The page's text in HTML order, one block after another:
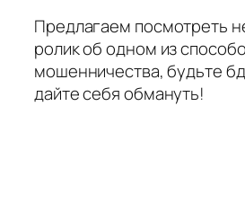
Предлагаем посмотреть
ролик об одном из
мошенничества, будьте
дайте себя обмануть!